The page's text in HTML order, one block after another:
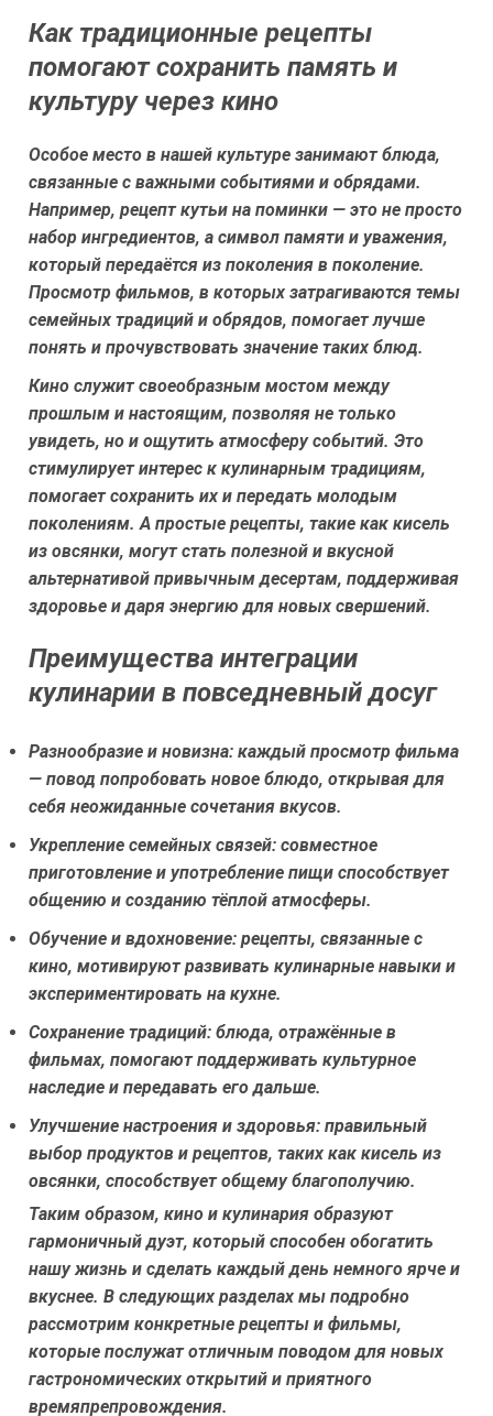
Как традиционные рецепты
помогают сохранить память и
культуру через кино
Особое место в нашей культуре занимают блюда,
связанные с важными событиями и обрядами.
Например, рецепт кутьи на поминки — это не просто
набор ингредиентов, а символ памяти и уважения,
который передаётся из поколения в поколение.
Просмотр фильмов, в которых затрагиваются темы
семейных традиций и обрядов, помогает лучше
понять и прочувствовать значение таких блюд.
Кино служит своеобразным мостом между
прошлым и настоящим, позволяя не только
увидеть, но и ощутить атмосферу событий. Это
стимулирует интерес к кулинарным традициям,
помогает сохранить их и передать молодым
поколениям. А простые рецепты, такие как кисель
из овсянки, могут стать полезной и вкусной
альтернативой привычным десертам, поддерживая
здоровье и даря энергию для новых свершений.
Преимущества интеграции
кулинарии в повседневный досуг
Разнообразие и новизна: каждый просмотр фильма
— повод попробовать новое блюдо, открывая для
себя неожиданные сочетания вкусов.
Укрепление семейных связей: совместное
приготовление и употребление пищи способствует
общению и созданию тёплой атмосферы.
Обучение и вдохновение: рецепты, связанные с
кино, мотивируют развивать кулинарные навыки и
экспериментировать на кухне.
Сохранение традиций: блюда, отражённые в
фильмах, помогают поддерживать культурное
наследие и передавать его дальше.
Улучшение настроения и здоровья: правильный
выбор продуктов и рецептов, таких как кисель из
овсянки, способствует общему благополучию.
Таким образом, кино и кулинария образуют
гармоничный дуэт, который способен обогатить
нашу жизнь и сделать каждый день немного ярче и
вкуснее. В следующих разделах мы подробно
рассмотрим конкретные рецепты и фильмы,
которые послужат отличным поводом для новых
гастрономических открытий и приятного
времяпрепровождения.